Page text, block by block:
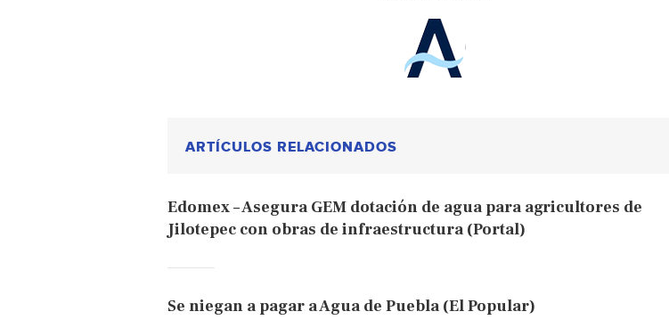
ARTÍCULOS RELACIONADOS
Edomex – Asegura GEM dotación de agua para agricultores de
Jilotepec con obras de infraestructura (Portal)
Se niegan a pagar a Agua de Puebla (El Popular)